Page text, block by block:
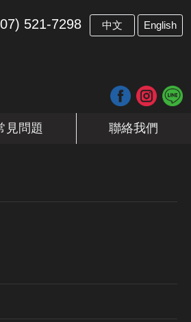
521-7298 中文 English
見問題 聯絡我們